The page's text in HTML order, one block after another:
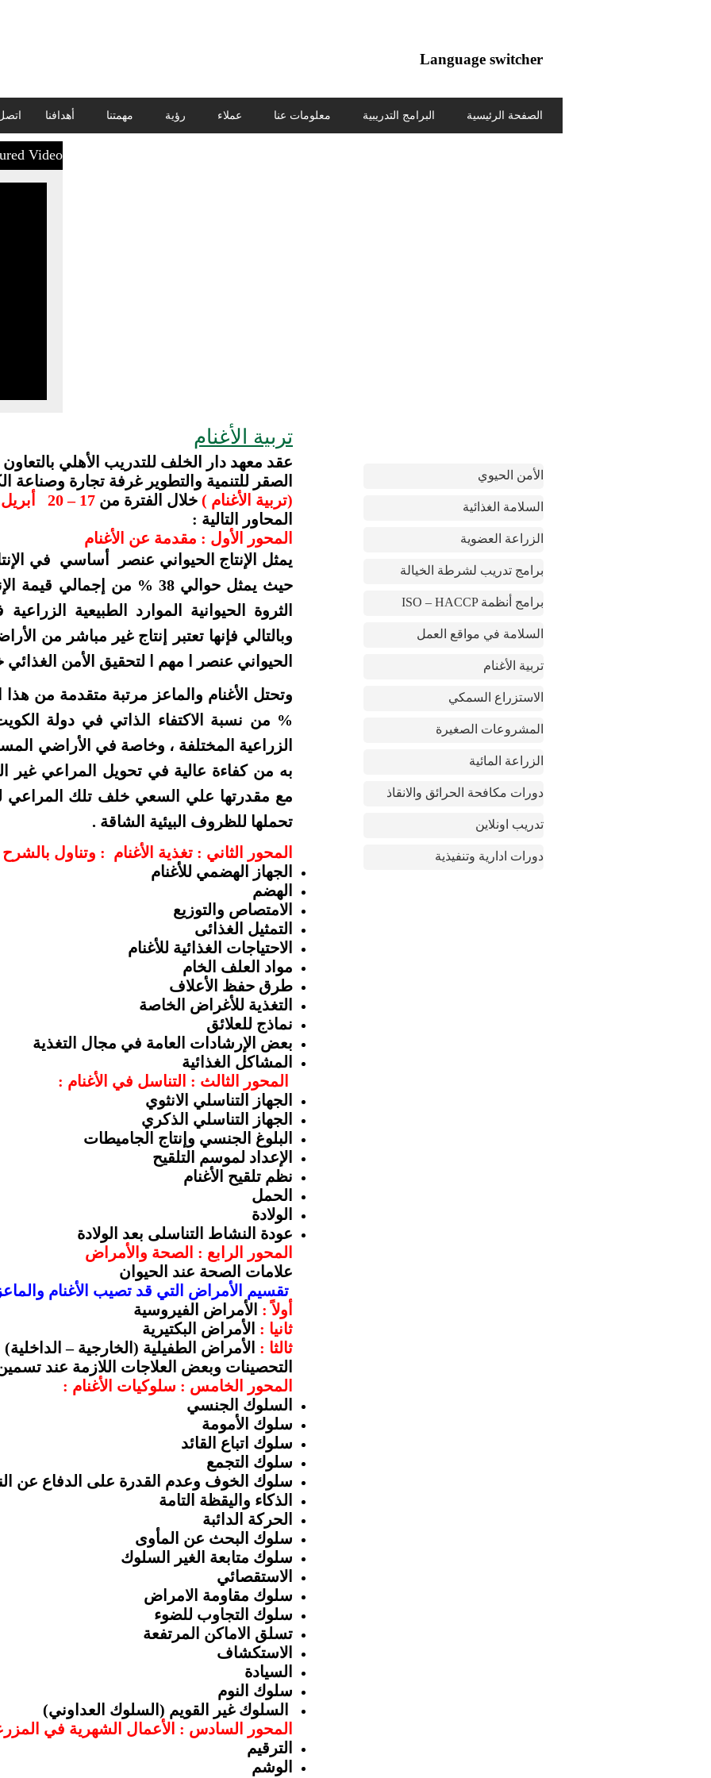
Language switcher
الصفحة الرئيسية البرامج التدريبية معلومات عنا عملاء رؤية مهمتنا أهدافنا
Video
الأمن الحيوي
السلامة الغذائية
الزراعة العضوية
برامج تدريب لشرطة الخيالة
ISO – HACCP برامج أنظمة
السلامة في مواقع العمل
تربية الأغنام
الاستزراع السمكي
المشروعات الصغيرة
الزراعة المائية
دورات مكافحة الحرائق والانقاذ
تدريب اونلاين
دورات ادارية وتنفيذية
تربية الأغنام
عقد معهد دار الخلف للتدريب الأهلي
الصقر للتنمية والتطوير غرفة تجارة وصناعة
(تربية الأغنام ) خلال الفترة من 17 – 20 أبريل 2017
المحاور التالية :
المحور الأول : مقدمة عن الأغنام
يمثل الإنتاج الحيواني عنصر أساسي في
حيث يمثل حوالي 38 % من
الثروة الحيوانية الموارد الطبيعية
وبالتالي فإنها تعتبر إنتاج غير مباشر من
الحيواني عنصر ا مهم ا لتحقيق الأمن
% من نسبة الاكتفاء الذاتي في دولة
الزراعية المختلفة ، وخاصة في الأراضي
به من كفاءة عالية في تحويل المراعي غير
مع مقدرتها علي السعي خلف تلك المراعي
تحملها للظروف البيئية الشاقة .
المحور الثاني : تغذية الأغنام : وتناول بالشرح
الجهاز
الهضمي للأغنام
الهضم
الامتصاص والتوزيع
التمثيل الغذائى
الاحتياجات الغذائية للأغنام
مواد العلف الخام
طرق حفظ الأعلاف
التغذية للأغراض الخاصة
نماذج للعلائق
بعض الإرشادات العامة في مجال التغذية
المشاكل الغذائية
المحور الثالث : التناسل في الأغنام :
الجهاز
التناسلي الانثوي
الجهاز
التناسلي الذكري
البلوغ الجنسي وإنتاج الجاميطات
الإعداد لموسم
التلقيح
نظم تلقيح الأغنام
الحمل
الولادة
عودة النشاط التناسلى بعد الولادة
المحور الرابع : الصحة والأمراض
علامات الصحة عند الحيوان
تقسيم الأمراض التي قد تصيب الأغنام
أولاً: الأمراض الفيروسية
ثانيا : الأمراض البكتيرية
ثالثا : الأمراض الطفيلية ( الخارجية – الداخلية)
التحصينات وبعض العلاجات اللازمة عند
المحور الخامس : سلوكيات الأغنام :
السلوك الجنسي
سلوك الأمومة
سلوك اتباع القائد
سلوك التجمع
سلوك الخوف وعدم القدرة على الدفاع عن
الذكاء واليقظة التامة
الحركة الدائبة
سلوك البحث عن المأوى
سلوك متابعة الغير
السلوك
الاستقصائي
سلوك مقاومة الامراض
سلوك التجاوب للضوء
تسلق الاماكن المرتفعة
الاستكشاف
السيادة
سلوك النوم
السلوك غير القويم ( السلوك العداوني)
المحور السادس : الأعمال الشهرية في
الترقيم
الوشم